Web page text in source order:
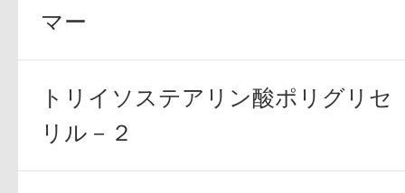
よくあるご質問
マー
トリイソステアリン酸ポリグリセ
リル－２